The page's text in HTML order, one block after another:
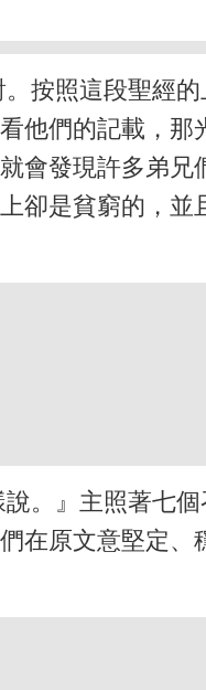
按照這段聖經
他們的記載，那
會發現許多弟兄
卻是貧窮的，並
。』主照著七
在原文意堅定、